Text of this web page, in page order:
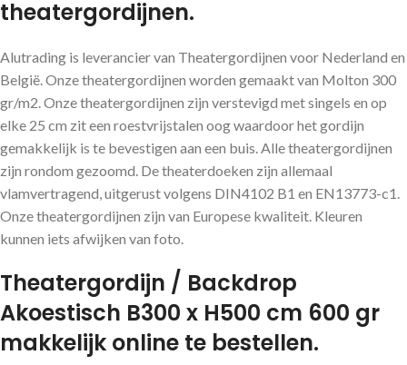
theatergordijnen.
Alutrading is leverancier van Theatergordijnen voor Nederland en
België. Onze theatergordijnen worden gemaakt van Molton 300
gr/m2. Onze theatergordijnen zijn verstevigd met singels en op
elke 25 cm zit een roestvrijstalen oog waardoor het gordijn
gemakkelijk is te bevestigen aan een buis. Alle theatergordijnen
zijn rondom gezoomd. De theaterdoeken zijn allemaal
vlamvertragend, uitgerust volgens DIN4102 B1 en EN13773-c1.
Onze theatergordijnen zijn van Europese kwaliteit. Kleuren
kunnen iets afwijken van foto.
Theatergordijn / Backdrop
Akoestisch B300 x H500 cm 600 gr
makkelijk online te bestellen.